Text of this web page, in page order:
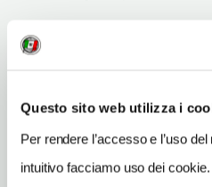
Questo sito web utilizza i
Per rendere l’accesso e l’uso
intuitivo facciamo uso dei
INDIRIZZO
piazza N. Tirinnanzi 10 - 50022
Toscana
SITO WEB
www.museovino.it